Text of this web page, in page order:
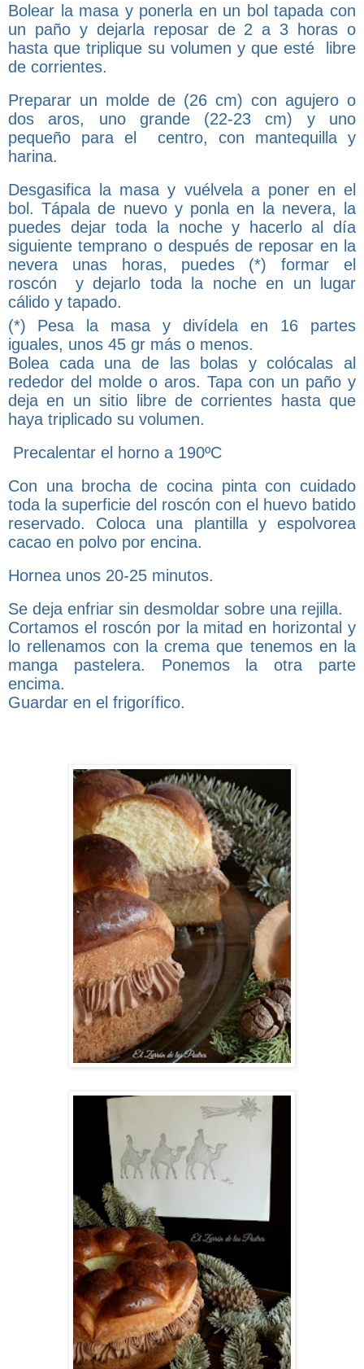
Bolear la masa y ponerla en un bol tapada con
un paño y dejarla reposar de 2 a 3 horas o
hasta que triplique su volumen y que esté libre
de corrientes.
Preparar un molde de (26 cm) con agujero o
dos aros, uno grande (22-23 cm) y uno
pequeño para el centro, con mantequilla y
harina.
Desgasifica la masa y vuélvela a poner en el
bol. Tápala de nuevo y ponla en la nevera, la
puedes dejar toda la noche y hacerlo al día
siguiente temprano o después de reposar en la
nevera unas horas, puedes (*) formar el
roscón y dejarlo toda la noche en un lugar
cálido y tapado.
(*)
Pesa la masa y divídela en 16 partes
iguales, unos 45 gr más o menos.
Bolea cada una de las bolas y colócalas al
rededor del molde o aros. Tapa con un paño y
deja en un sitio libre de corrientes hasta que
haya triplicado su volumen.
Precalentar el horno a 190ºC
Con una brocha de cocina pinta con cuidado
toda la superficie del roscón con el huevo batido
reservado. Coloca una plantilla y espolvorea
cacao en polvo por encina.
Hornea unos 20-25 minutos.
Se deja enfriar sin desmoldar sobre una rejilla.
Cortamos el roscón por la mitad en horizontal y
lo rellenamos con la crema que tenemos en la
manga pastelera. Ponemos la otra parte
encima.
Guardar en el frigorífico.